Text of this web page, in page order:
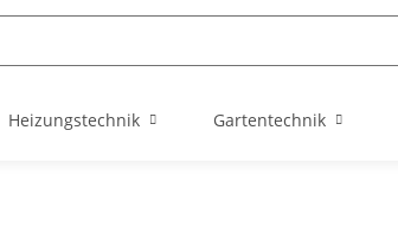
Heizungstechnik Gartentechnik